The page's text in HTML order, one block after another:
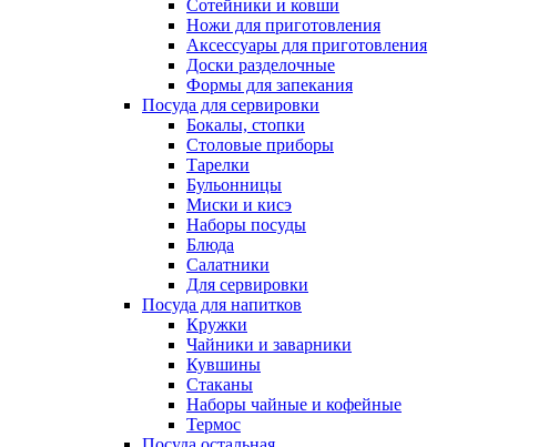
Сотейники и ковши
Ножи для приготовления
Аксессуары для приготовления
Доски разделочные
Формы для запекания
Посуда для сервировки
Бокалы, стопки
Столовые приборы
Тарелки
Бульонницы
Миски и кисэ
Наборы посуды
Блюда
Салатники
Для сервировки
Посуда для напитков
Кружки
Чайники и заварники
Кувшины
Стаканы
Наборы чайные и кофейные
Термос